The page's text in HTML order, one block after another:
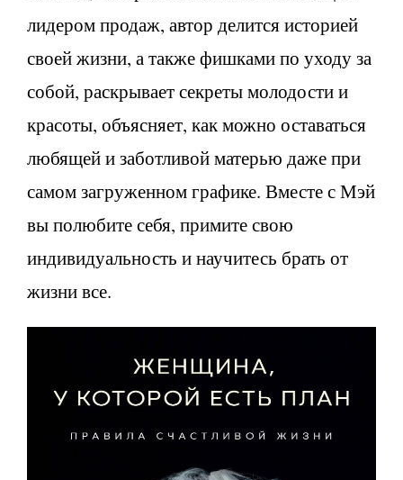
лидером продаж, автор делится историей
своей жизни, а также фишками по уходу за
собой, раскрывает секреты молодости и
красоты, объясняет, как можно оставаться
любящей и заботливой матерью даже при
самом загруженном графике. Вместе с Мэй
вы полюбите себя, примите свою
индивидуальность и научитесь брать от
жизни все.